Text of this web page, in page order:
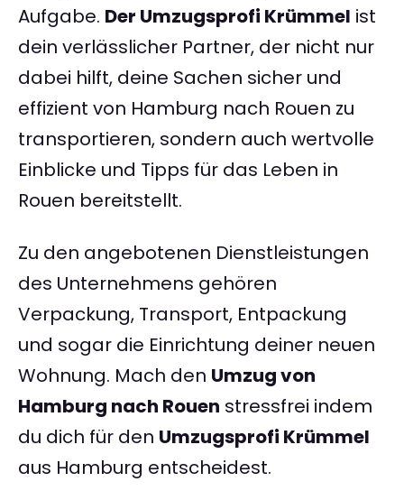
Aufgabe. Der Umzugsprofi Krümmel ist
dein verlässlicher Partner, der nicht nur
dabei hilft, deine Sachen sicher und
effizient von Hamburg nach Rouen zu
transportieren, sondern auch wertvolle
Einblicke und Tipps für das Leben in
Rouen bereitstellt.
Zu den angebotenen Dienstleistungen
des Unternehmens gehören
Verpackung, Transport, Entpackung
und sogar die Einrichtung deiner neuen
Wohnung. Mach den Umzug von
Hamburg nach Rouen stressfrei indem
du dich für den Umzugsprofi Krümmel
aus Hamburg entscheidest.